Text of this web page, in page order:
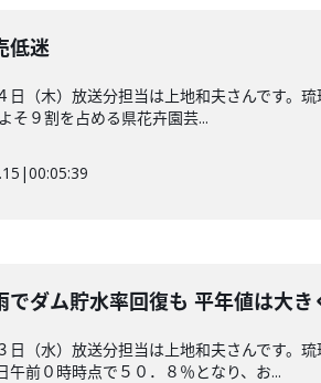
低迷
日（木）放送分担当は上地和夫さんです。
そ９割を占める県花卉園芸...
|00:05:39
でダム貯水率回復も 平年値は大き
日（水）放送分担当は上地和夫さんです。
午前０時時点で５０．８％となり、お...